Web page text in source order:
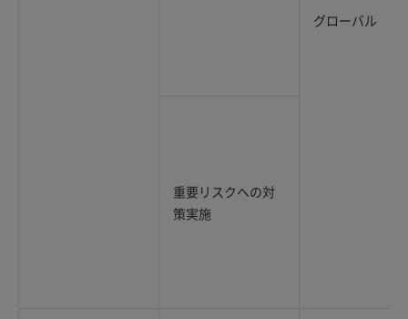
グローバル
重要リスクへの対
策実施